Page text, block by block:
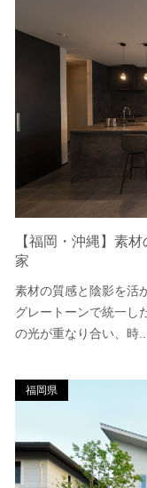
【福岡・沖縄】素
家
素材の質感と陰影を活
グレートーンで統一し
の光が重なり合い、時...
福岡県